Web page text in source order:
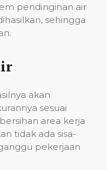
pendinginan air
sehingga
akan
sesuai
area kerja
tidak ada sisa-
pekerjaan